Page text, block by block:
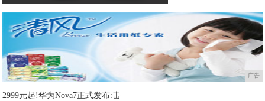
广告
2999元起!华为Nova7正式发布:击